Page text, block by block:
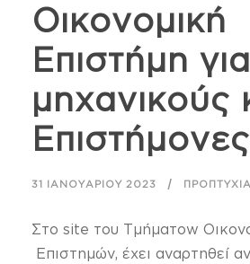
Οικονομική
Επιστήμη για
μηχανικούς
31 ΙΑΝΟΥΑΡΊΟΥ 2023
Στο site του Τμήματow
Επιστημών, έχει αναρτηθεί